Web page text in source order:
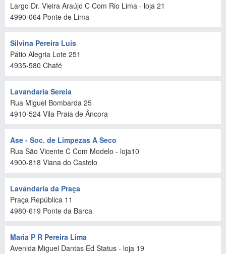
Largo Dr. Vieira Araújo C Com Rio Lima - loja 21
4990-064 Ponte de Lima
Silvina Pereira Luis
Pátio Alegria Lote 251
4935-580 Chafé
Lavandaria Sereia
Rua Miguel Bombarda 25
4910-524 Vila Praia de Âncora
Ase - Soc. de Limpezas A Seco
Rua São Vicente C Com Modelo - loja10
4900-818 Viana do Castelo
Lavandaria da Praça
Praça República 11
4980-619 Ponte da Barca
Maria P R Pereira Lima
Avenida Miguel Dantas Ed Status - loja 19